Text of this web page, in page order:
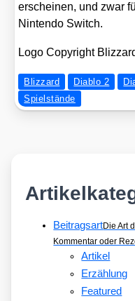
erschei­nen, und zwar
Nin­ten­do Switch.
Logo Copy­right
Blizzard Diablo 2
Spielstände
BeitragsartDie Art
Kommentar oder
Artikel
Erzählung
Featured